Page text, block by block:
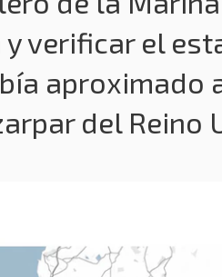
verificar el
aproximado
del Reino